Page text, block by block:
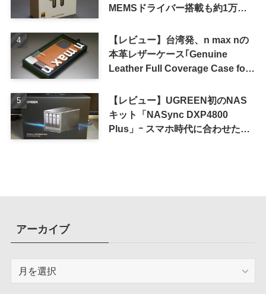
MEMSドライバー搭載も約1万円
【レビュー】台湾発、n max nの
本革レザーケース｢Genuine
Leather Full Coverage Case for
【レビュー】UGREEN初のNAS
キット「NASync DXP4800
Plus」ｰ スマホ時代に合わせた設
アーカイブ